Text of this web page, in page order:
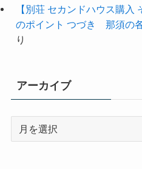
【別荘 セカンドハウス購入
のポイント つづき 那須の
り
アーカイブ